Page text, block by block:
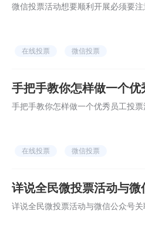
微信投票活动想要顺利开展必须要
在线投票 微信投票
手把手教你怎样做一个
手把手教你怎样做一个优秀员工投票
在线投票 微信投票
详说全民微投票活动与
详说全民微投票活动与微信公众号